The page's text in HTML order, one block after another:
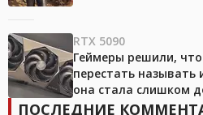
RTX 5090
Геймеры решили,
перестать называть
она стала слишком
ПОСЛЕДНИЕ